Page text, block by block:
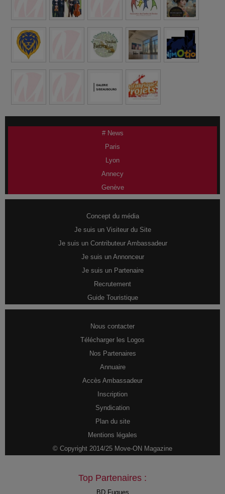
# News
Paris
Lyon
Annecy
Genève
Concept du média
Je suis un Visiteur du Site
Je suis un Contributeur Ambassadeur
Je suis un Annonceur
Je suis un Partenaire
Recrutement
Guide Touristique
Nous contacter
Télécharger les Logos
Nos Partenaires
Annuaire
Accès Ambassadeur
Inscription
Syndication
Plan du site
Mentions légales
© Copyright 2014/25 Move-ON Magazine
Top Partenaires :
BD Fugues